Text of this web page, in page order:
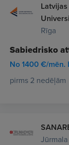
Rīga
Sabiedrisko
No 1400 €/mēn.
pirms 2 nedēļām
Jūrmala